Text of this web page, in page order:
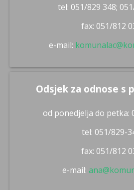
tel: 051/829 348;
fax: 051/812
e-mail:
Odsjek za odnose s
od ponedjelja do petka:
tel: 051/829-
fax: 051/812
e-mail: